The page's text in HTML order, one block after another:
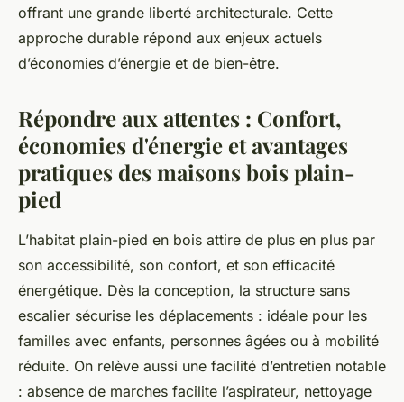
offrant une grande liberté architecturale. Cette
approche durable répond aux enjeux actuels
d’économies d’énergie et de bien-être.
Répondre aux attentes : Confort,
économies d'énergie et avantages
pratiques des maisons bois plain-
pied
L’habitat plain-pied en bois attire de plus en plus par
son accessibilité, son confort, et son efficacité
énergétique. Dès la conception, la structure sans
escalier sécurise les déplacements : idéale pour les
familles avec enfants, personnes âgées ou à mobilité
réduite. On relève aussi une facilité d’entretien notable
: absence de marches facilite l’aspirateur, nettoyage